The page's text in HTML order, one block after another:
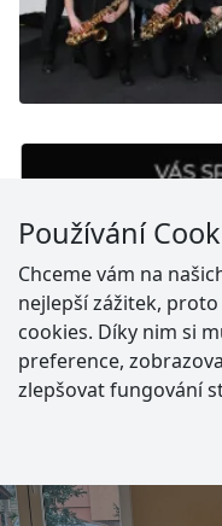
Používání
Chceme vám na
nejlepší zážitek,
cookies. Díky nim si
preference,
zlepšovat fungování